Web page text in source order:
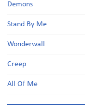
Demons
Stand By Me
Wonderwall
Creep
All Of Me